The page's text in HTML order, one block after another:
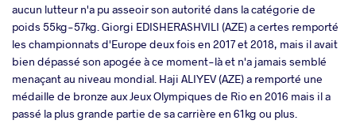
aucun lutteur n'a pu asseoir son autorité dans la catégorie de
poids 55kg-57kg. Giorgi EDISHERASHVILI (AZE) a certes remporté
les championnats d'Europe deux fois en 2017 et 2018, mais il avait
bien dépassé son apogée à ce moment-là et n'a jamais semblé
menaçant au niveau mondial. Haji ALIYEV (AZE) a remporté une
médaille de bronze aux Jeux Olympiques de Rio en 2016 mais il a
passé la plus grande partie de sa carrière en 61kg ou plus.